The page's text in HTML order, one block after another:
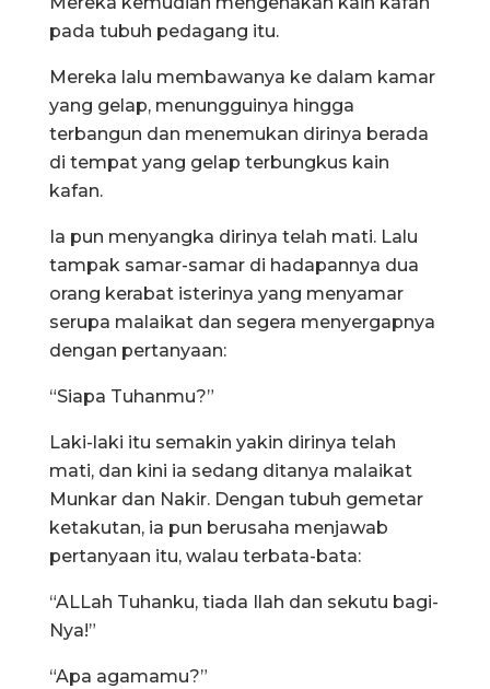
pada tubuh pedagang itu.
Mereka lalu membawanya ke dalam kamar
yang gelap, menungguinya hingga
terbangun dan menemukan dirinya berada
di tempat yang gelap terbungkus kain
kafan.
Ia pun menyangka dirinya telah mati. Lalu
tampak samar-samar di hadapannya dua
orang kerabat isterinya yang menyamar
serupa malaikat dan segera menyergapnya
dengan pertanyaan:
“Siapa Tuhanmu?”
Laki-laki itu semakin yakin dirinya telah
mati, dan kini ia sedang ditanya malaikat
Munkar dan Nakir. Dengan tubuh gemetar
ketakutan, ia pun berusaha menjawab
pertanyaan itu, walau terbata-bata:
“ALLah Tuhanku, tiada Ilah dan sekutu bagi-
Nya!”
“Apa agamamu?”